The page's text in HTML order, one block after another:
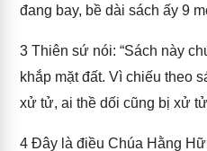
đang bay, bề dài sách ấy 9
3 Thiên sứ nói: “Sách này
khắp mặt đất. Vì chiếu theo
xử tử, ai thề dối cũng bị xử
4 Đây là điều Chúa Hằng